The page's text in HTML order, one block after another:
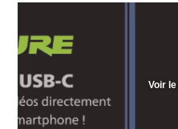
Voir le